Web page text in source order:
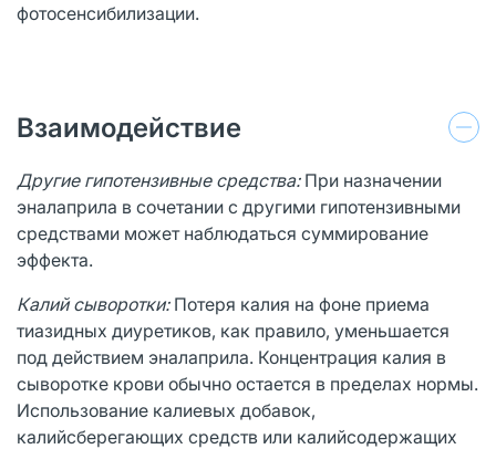
фотосенсибилизации.
Взаимодействие
Другие гипотензивные средства: При назначении
эналаприла в сочетании с другими гипотензивными
средствами может наблюдаться суммирование
эффекта.
Калий сыворотки: Потеря калия на фоне приема
тиазидных диуретиков, как правило, уменьшается
под действием эналаприла. Концентрация калия в
сыворотке крови обычно остается в пределах нормы.
Использование калиевых добавок,
калийсберегающих средств или калийсодержащих